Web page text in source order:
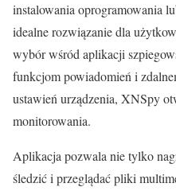
instalowania oprogramowania
idealne rozwiązanie dla
wybór wśród aplikacji
funkcjom powiadomień i
ustawień urządzenia, XNSpy
monitorowania.
Aplikacja pozwala nie tylko
śledzić i przeglądać pliki